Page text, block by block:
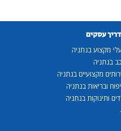
עסקים
מקצוע בנתניה
בנתניה
מקצועיים בנתניה
ובריאות בנתניה
ותינוקות בנתניה